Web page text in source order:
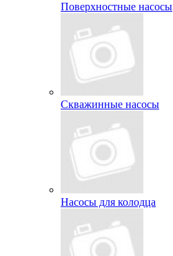
Поверхностные насосы
Скважинные насосы
Насосы для колодца